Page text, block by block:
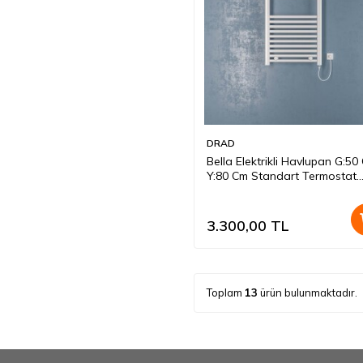
DRAD
Bella Elektrikli Havlupan G:50
Y:80 Cm Standart Termostat
3.300,00 TL
Toplam 13 ürün bulunmaktadır.